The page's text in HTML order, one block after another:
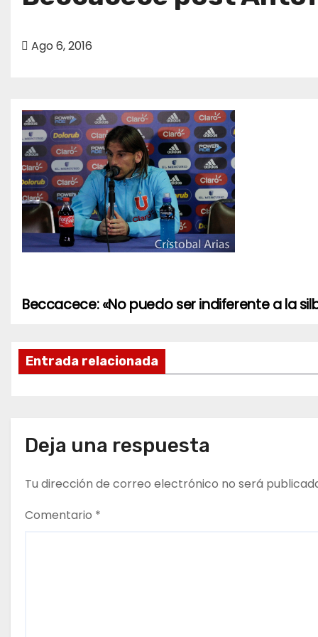
Ago 6, 2016
N
v
a
c
i
Beccacece: «No puedo ser indiferente a la
Entrada relacionada
Deja una respuesta
Tu dirección de correo electrónico no será
Comentario *